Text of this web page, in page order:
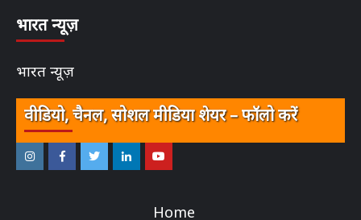
भारत न्यूज़
भारत न्यूज़